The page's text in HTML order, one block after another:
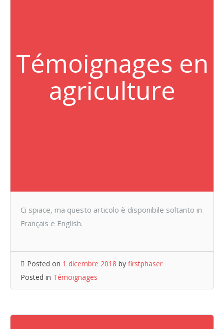
Témoignages en
agriculture
Ci spiace, ma questo articolo è disponibile soltanto in
Français e English.
Posted on 1 dicembre 2018 by firstphaser
Posted in Témoignages